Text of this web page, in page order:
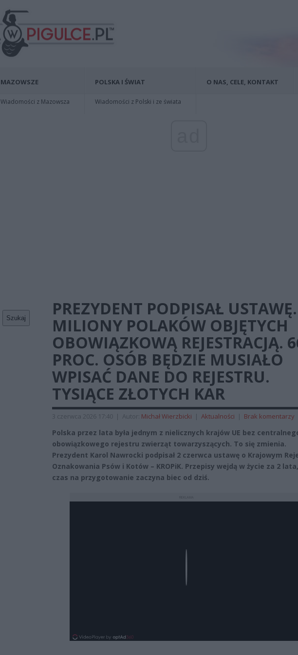
MAZOWSZE
Wiadomości z Mazowsza
POLSKA I ŚWIAT
Wiadomości z Polski i ze świata
O NAS, CELE, KONTAKT
Szukaj
PREZYDENT PODPISAŁ USTAWĘ.
MILIONY POLAKÓW OBJĘTYCH
OBOWIĄZKOWĄ REJESTRACJĄ.
PROC. OSÓB BĘDZIE MUSIAŁO
WPISAĆ DANE DO REJESTRU.
TYSIĄCE ZŁOTYCH KAR
3 czerwca 2026 17:40 | Autor: Michał Wierzbicki | Aktualności | Brak komentarzy
Polska przez lata była jednym z nielicznych krajów UE bez
obowiązkowego rejestru zwierząt towarzyszących. To się zmienia.
Prezydent Karol Nawrocki podpisał 2 czerwca ustawę o Krajowym
Oznakowania Psów i Kotów – KROPiK. Przepisy wejdą w życie za 2
czas na przygotowanie zaczyna biec od dziś.